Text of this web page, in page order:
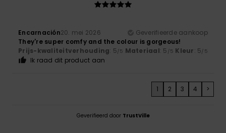
Encarnación20. mei 2026
Geverifieerde aankoop
They're super comfy and the colour is gorgeous!
Prijs-kwaliteitverhouding: 5/5 Materiaal: 5 /5 Kleur: 5/5
Ik raad dit product aan
1 2 3 4 >
Geverifieerd door TrustVille